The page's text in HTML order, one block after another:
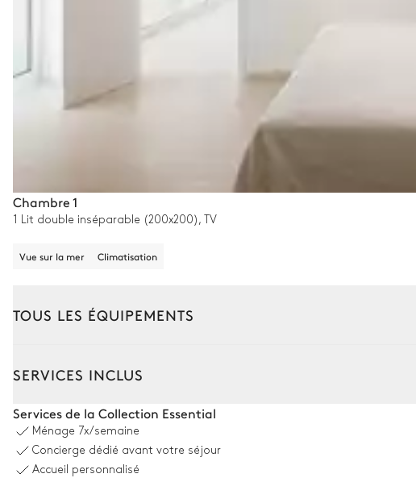
Chambre 1
1 Lit double inséparable (200x200), TV
Vue sur la mer Climatisation
TOUS LES ÉQUIPEMENTS
Piscine
Non chauffée · Au sel
Dimensions : L = 20m, l = 10m, profondeur = 1,2m / 3m
SERVICES INCLUS
Services de la Collection Essential
Ménage 7x/semaine
Concierge dédié avant votre séjour
Accueil personnalisé